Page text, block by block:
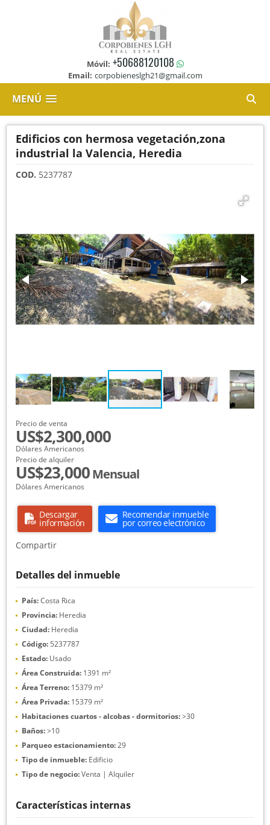
Móvil: +50688120108
Email: corpobieneslgh21@gmail.com
MENÚ
Edificios con hermosa vegetación,zona
industrial la Valencia, Heredia
COD. 5237787
Precio de venta
US$2,300,000
Dólares Americanos
Precio de alquiler
US$23,000Mensual
Dólares Americanos
Descargar
información
Recomendar inmueble
por correo electrónico
Compartir
Detalles del inmueble
País:Costa Rica
Provincia: Heredia
Ciudad: Heredia
Código: 5237787
Estado: Usado
Área Construida: 1391 m²
Área Terreno: 15379 m²
Área Privada: 15379 m²
Habitaciones cuartos - alcobas - dormitorios:>30
Baños:>10
Parqueo estacionamiento:29
Tipo de inmueble: Edificio
Tipo de negocio:Venta | Alquiler
Características internas